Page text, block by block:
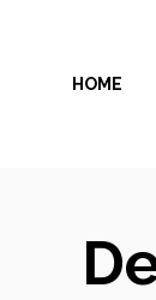
springenHOME